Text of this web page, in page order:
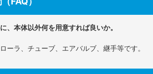
、本体以外何を用意すれば良いか。
ーラ、チューブ、エアバルブ、継手等です。